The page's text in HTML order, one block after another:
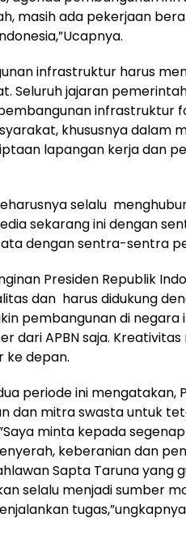
masih ada pekerjaan
infrastruktur harus
Seluruh jajaran
infrastruktur
khususnya dalam
lapangan kerja dan
selalu
sekarang ini dengan
dengan sentra-sentra
Presiden Republik
dan harus didukung
pembangunan di negara
dari APBN saja. Kreativitas
ke depan.
periode ini mengatakan,
dan mitra swasta untuk
minta kepada segenap
keberanian dan
Sapta Taruna yang
selalu menjadi sumber
tugas,”ungkapnya